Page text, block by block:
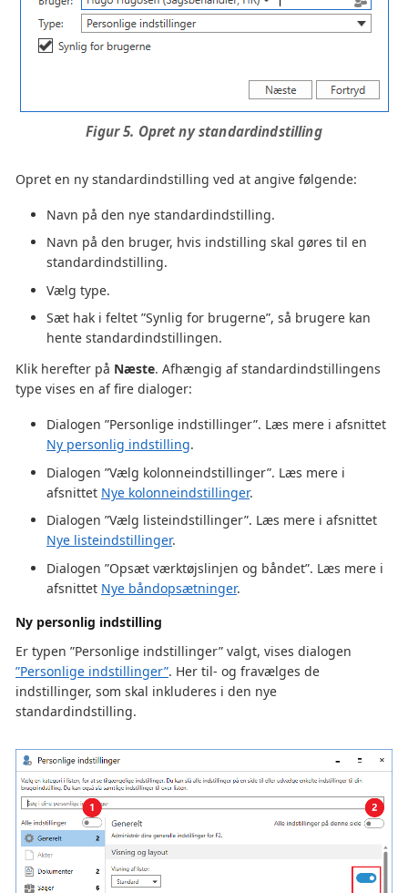
Figur 5. Opret ny standardindstilling
Opret en ny standardindstilling ved at angive følgende:
Navn på den nye standardindstilling.
Navn på den bruger, hvis indstilling skal gøres til en
standardindstilling.
Vælg type.
Sæt hak i feltet ”Synlig for brugerne”, så brugere kan
hente standardindstillingen.
Klik herefter på Næste. Afhængig af standardindstillingens
type vises en af fire dialoger:
Dialogen ”Personlige indstillinger”. Læs mere i afsnittet
Ny personlig indstilling.
Dialogen ”Vælg kolonneindstillinger”. Læs mere i
afsnittet Nye kolonneindstillinger.
Dialogen ”Vælg listeindstillinger”. Læs mere i afsnittet
Nye listeindstillinger.
Dialogen ”Opsæt værktøjslinjen og båndet”. Læs mere i
afsnittet Nye båndopsætninger.
Ny personlig indstilling
Er typen ”Personlige indstillinger” valgt, vises dialogen
”Personlige indstillinger”. Her til- og fravælges de
indstillinger, som skal inkluderes i den nye
standardindstilling.